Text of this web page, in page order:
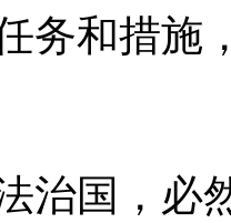
务和措施
国，必